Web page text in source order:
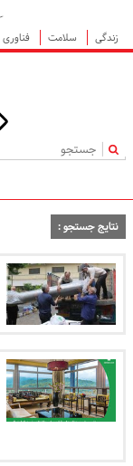
زندگی
سلامت فناوری
|
نتایج جستجو :